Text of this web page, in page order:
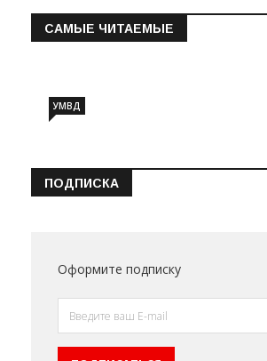
САМЫЕ ЧИТАЕМЫЕ
УМВД
ПОДПИСКА
Оформите подписку